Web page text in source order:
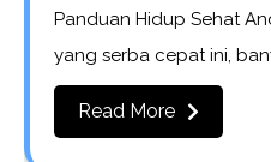
Panduan Hidup Sehat
yang serba cepat ini,
Read More